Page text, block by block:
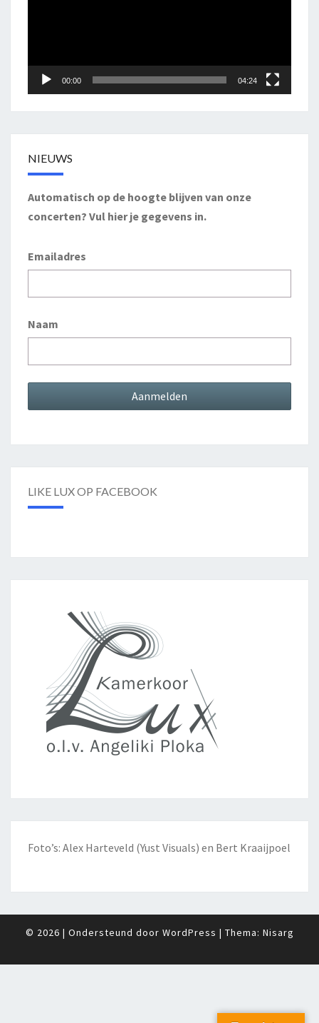
00:00 04:24
NIEUWS
Automatisch op de hoogte blijven van onze
concerten? Vul hier je gegevens in.
Emailadres
Naam
LIKE LUX OP FACEBOOK
Foto’s: Alex Harteveld (Yust Visuals) en Bert Kraaijpoel
© 2026 | Ondersteund door WordPress | Thema: Nisarg